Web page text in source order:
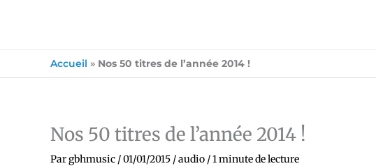
Accueil » Nos 50 titres de l’année 2014 !
Nos 50 titres de l’année 2014 !
Pargbhmusic /01/01/2015 /audio /1 minute de lecture